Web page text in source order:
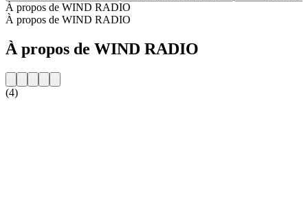
À propos de WIND RADIO
À propos de WIND RADIO
À propos de WIND RADIO
(4)